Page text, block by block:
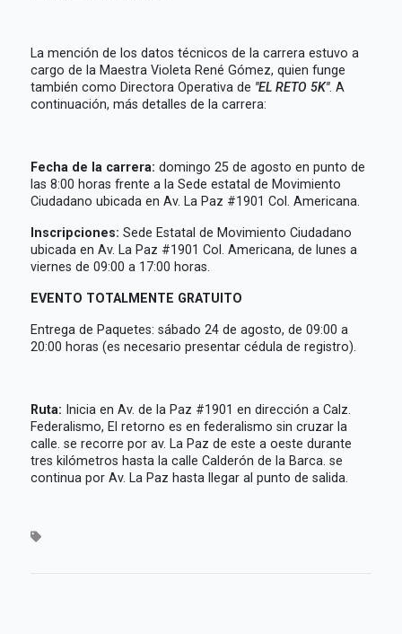
La mención de los datos técnicos de la carrera estuvo a
cargo de la Maestra Violeta René Gómez, quien funge
también como Directora Operativa de "EL RETO 5K". A
continuación, más detalles de la carrera:
Fecha de la carrera: domingo 25 de agosto en punto de
las 8:00 horas frente a la Sede estatal de Movimiento
Ciudadano ubicada en Av. La Paz #1901 Col. Americana.
Inscripciones: Sede Estatal de Movimiento Ciudadano
ubicada en Av. La Paz #1901 Col. Americana, de lunes a
viernes de 09:00 a 17:00 horas.
EVENTO TOTALMENTE GRATUITO
Entrega de Paquetes: sábado 24 de agosto, de 09:00 a
20:00 horas (es necesario presentar cédula de registro).
Ruta: Inicia en Av. de la Paz #1901 en dirección a Calz.
Federalismo, El retorno es en federalismo sin cruzar la
calle. se recorre por av. La Paz de este a oeste durante
tres kilómetros hasta la calle Calderón de la Barca. se
continua por Av. La Paz hasta llegar al punto de salida.